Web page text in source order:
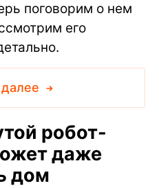
поговорим о нем
его
робот-
даже
дом